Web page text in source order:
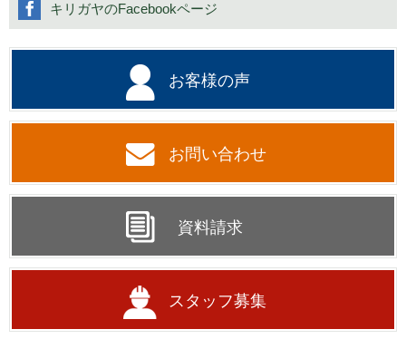
お客様の声
お問い合わせ
資料請求
スタッフ募集
キリガヤのFacebookページ